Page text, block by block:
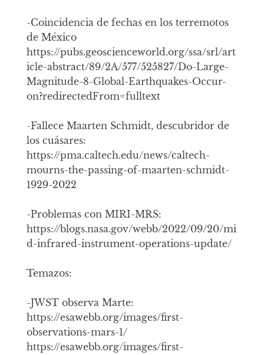
-Coincidencia de fechas en los terremotos
de México
https://pubs.geoscienceworld.org/ssa/srl/art
icle-abstract/89/2A/577/525827/Do-Large-
Magnitude-8-Global-Earthquakes-Occur-
on?redirectedFrom=fulltext
-Fallece Maarten Schmidt, descubridor de
los cuásares:
https://pma.caltech.edu/news/caltech-
mourns-the-passing-of-maarten-schmidt-
1929-2022
-Problemas con MIRI-MRS: ​​
https://blogs.nasa.gov/webb/2022/09/20/mi
d-infrared-instrument-operations-update/
Temazos:
-JWST observa Marte:
https://esawebb.org/images/first-
observations-mars-1/
https://esawebb.org/images/first-